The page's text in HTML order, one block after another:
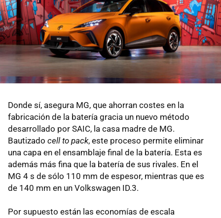
Donde sí, asegura MG, que ahorran costes en la
fabricación de la batería gracia un nuevo método
desarrollado por SAIC, la casa madre de MG.
Bautizado cell to pack, este proceso permite eliminar
una capa en el ensamblaje final de la batería. Esta es
además más fina que la batería de sus rivales. En el
MG 4 s de sólo 110 mm de espesor, mientras que es
de 140 mm en un Volkswagen ID.3.
Por supuesto están las economías de escala